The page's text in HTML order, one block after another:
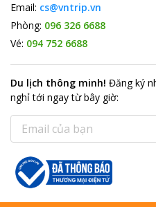
Email: cs@vntrip.vn
Phòng: 096 326 6688
Vé: 094 752 6688
Du lịch thông minh! Đăng ký
nghỉ tới ngay từ bây giờ: